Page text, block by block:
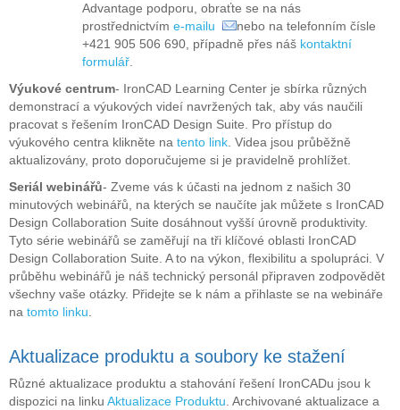
Advantage podporu, obraťte se na nás
prostřednictvíme-mailu
nebo na telefonním čísle
+421 905 506 690, případně přes náš kontaktní
formulář.
Výukové centrum- IronCAD Learning Center je sbírka různých
demonstrací a výukových videí navržených tak, aby vás naučili
pracovat s řešením IronCAD Design Suite. Pro přístup do
výukového centra klikněte na tento link. Videa jsou průběžně
aktualizovány, proto doporučujeme si je pravidelně prohlížet.
Seriál webinářů- Zveme vás k účasti na jednom z našich 30
minutových webinářů, na kterých se naučíte jak můžete s IronCAD
Design Collaboration Suite dosáhnout vyšší úrovně produktivity.
Tyto série webinářů se zaměřují na tři klíčové oblasti IronCAD
Design Collaboration Suite. A to na výkon, flexibilitu a spolupráci. V
průběhu webinářů je náš technický personál připraven zodpovědět
všechny vaše otázky. Přidejte se k nám a přihlaste se na webináře
na tomto linku.
Aktualizace produktu a soubory ke stažení
Různé aktualizace produktu a stahování řešení IronCADu jsou k
dispozici na linku Aktualizace Produktu. Archivované aktualizace a